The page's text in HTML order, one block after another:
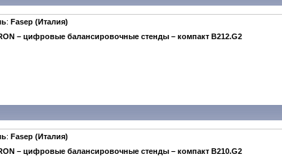
: Fasep (Италия)
– цифровые балансировочные стенды – компакт B212.G2
: Fasep (Италия)
– цифровые балансировочные стенды – компакт B210.G2